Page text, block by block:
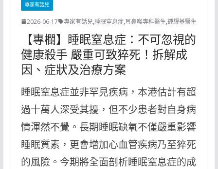
專家有話兒
2026-06-17 專家有話兒,睡眠窒息症,耳鼻喉專科醫生,鍾耀基醫生
【專欄】睡眠窒息症：不可忽視的
健康殺手 嚴重可致猝死！拆解成
因、症狀及治療方案
睡眠窒息症並非罕見疾病，本港估計有超
過十萬人深受其擾，但不少患者對自身病
情渾然不覺。長期睡眠缺氧不僅嚴重影響
睡眠質素，更會增加心血管疾病乃至猝死
的風險。今期將全面剖析睡眠窒息症的成